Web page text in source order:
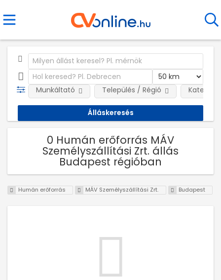
Munkáltató Település / Régió
0 Humán erőforrás MÁV
Személyszállítási Zrt. állás
Budapest régióban
Humán erőforrás MÁV Személyszállítási Zrt. Budapest